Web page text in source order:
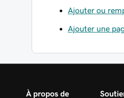
Ajouter ou
Ajouter une
À propos de